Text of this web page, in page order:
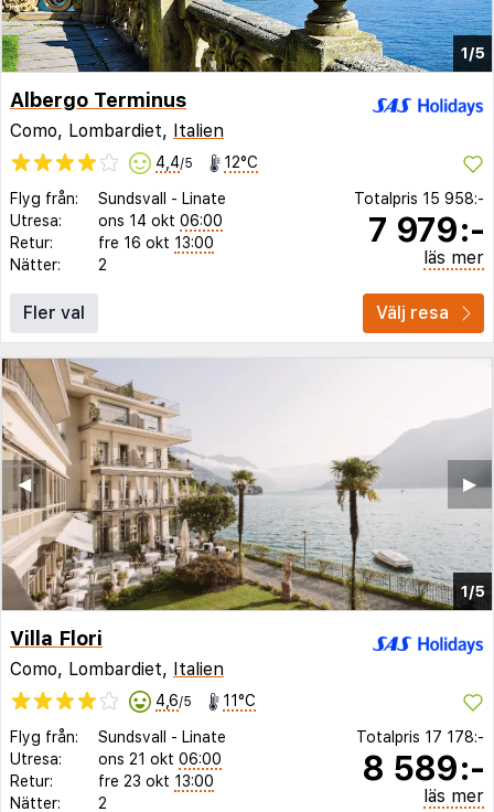
1/5
Albergo Terminus
Como, Lombardiet, Italien
4,4/5 12°C
Flyg från: Sundsvall - Linate
Utresa:
ons 14 okt 06:00
Retur:
fre 16 okt 13:00
Nätter:
2
Totalpris 15 958:-
7 979:-
läs mer
Fler val Välj resa
1/5
▶︎
◀︎
Villa Flori
Como, Lombardiet, Italien
4,6/5 11°C
Flyg från: Sundsvall - Linate
Utresa:
ons 21 okt 06:00
Retur:
fre 23 okt 13:00
Nätter:
2
Totalpris 17 178:-
8 589:-
läs mer